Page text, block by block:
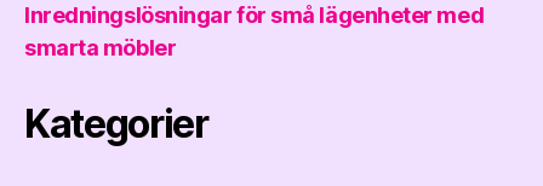
Inredningslösningar för små lägenheter med
smarta möbler
Kategorier